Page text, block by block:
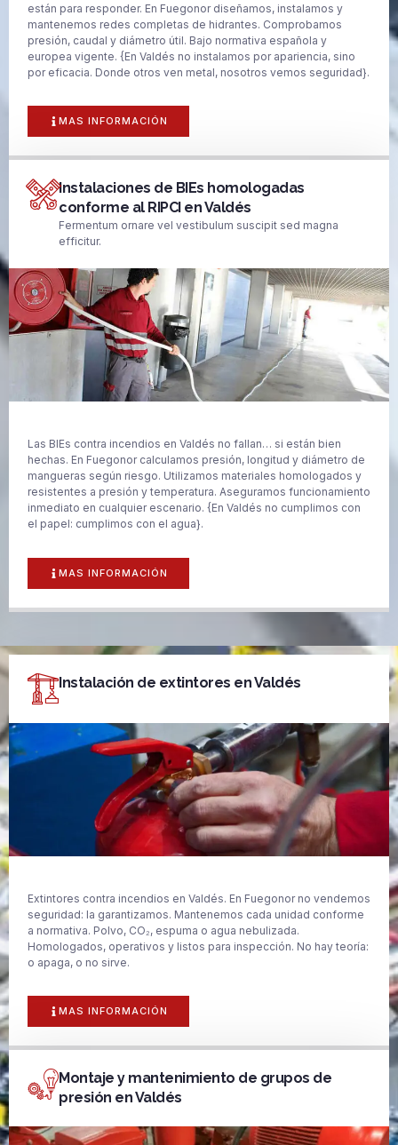
están para responder. En Fuegonor diseñamos, instalamos y
mantenemos redes completas de hidrantes. Comprobamos
presión, caudal y diámetro útil. Bajo normativa española y
europea vigente. {En Valdés no instalamos por apariencia, sino
por eficacia. Donde otros ven metal, nosotros vemos seguridad}.
MAS INFORMACIÓN
Instalaciones de BIEs homologadas
conforme al RIPCI en Valdés
Fermentum ornare vel vestibulum suscipit sed magna
efficitur.
Las BIEs contra incendios en Valdés no fallan… si están bien
hechas. En Fuegonor calculamos presión, longitud y diámetro de
mangueras según riesgo. Utilizamos materiales homologados y
resistentes a presión y temperatura. Aseguramos funcionamiento
inmediato en cualquier escenario. {En Valdés no cumplimos con
el papel: cumplimos con el agua}.
MAS INFORMACIÓN
Instalación de extintores en Valdés
Extintores contra incendios en Valdés. En Fuegonor no vendemos
seguridad: la garantizamos. Mantenemos cada unidad conforme
a normativa. Polvo, CO₂, espuma o agua nebulizada.
Homologados, operativos y listos para inspección. No hay teoría:
o apaga, o no sirve.
MAS INFORMACIÓN
Montaje y mantenimiento de grupos de
presión en Valdés